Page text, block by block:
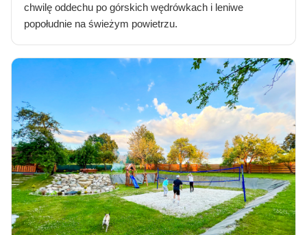
chwilę oddechu po górskich wędrówkach i leniwe
popołudnie na świeżym powietrzu.